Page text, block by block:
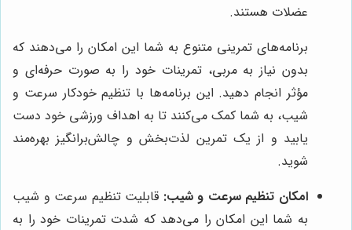
عضلات هستند.
برنامه‌های تمرینی متنوع به شما این امکان را می‌دهند که
بدون نیاز به مربی، تمرینات خود را به صورت حرفه‌ای و
مؤثر انجام دهید. این برنامه‌ها با تنظیم خودکار سرعت و
شیب، به شما کمک می‌کنند تا به اهداف ورزشی خود دست
یابید و از یک تمرین لذت‌بخش و چالش‌برانگیز بهره‌مند
شوید.
امکان تنظیم سرعت و شیب: قابلیت تنظیم سرعت و شیب
به شما این امکان را می‌دهد که شدت تمرینات خود را به